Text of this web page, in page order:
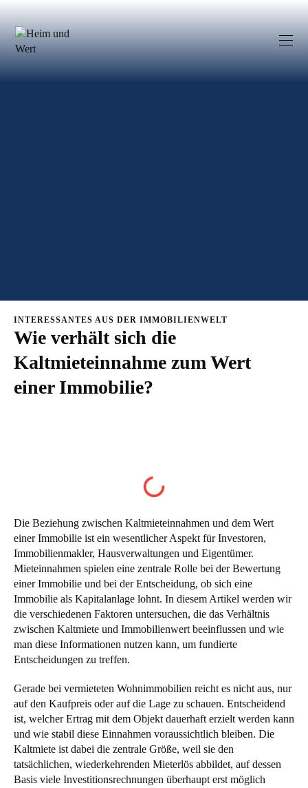
INTERESSANTES AUS DER IMMOBILIENWELT
Wie verhält sich die
Kaltmieteinnahme zum Wert
einer Immobilie?
Die Beziehung zwischen Kaltmieteinnahmen und dem Wert
einer Immobilie ist ein wesentlicher Aspekt für Investoren,
Immobilienmakler, Hausverwaltungen und Eigentümer.
Mieteinnahmen spielen eine zentrale Rolle bei der Bewertung
einer Immobilie und bei der Entscheidung, ob sich eine
Immobilie als Kapitalanlage lohnt. In diesem Artikel werden wir
die verschiedenen Faktoren untersuchen, die das Verhältnis
zwischen Kaltmiete und Immobilienwert beeinflussen und wie
man diese Informationen nutzen kann, um fundierte
Entscheidungen zu treffen.
Gerade bei vermieteten Wohnimmobilien reicht es nicht aus, nur
auf den Kaufpreis oder auf die Lage zu schauen. Entscheidend
ist, welcher Ertrag mit dem Objekt dauerhaft erzielt werden kann
und wie stabil diese Einnahmen voraussichtlich bleiben. Die
Kaltmiete ist dabei die zentrale Größe, weil sie den
tatsächlichen, wiederkehrenden Mieterlös abbildet, auf dessen
Basis viele Investitionsrechnungen überhaupt erst möglich